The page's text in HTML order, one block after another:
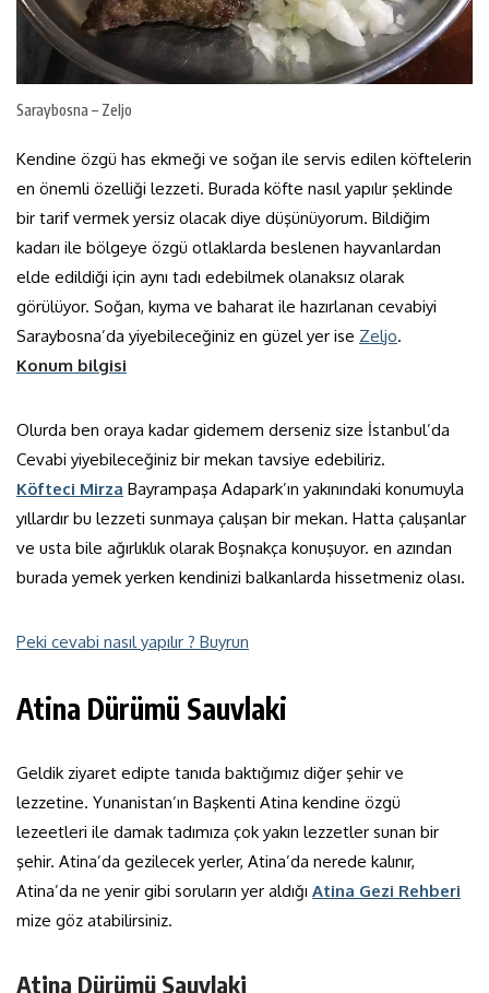
Saraybosna – Zeljo
Kendine özgü has ekmeği ve soğan ile servis edilen köftelerin
en önemli özelliği lezzeti. Burada köfte nasıl yapılır şeklinde
bir tarif vermek yersiz olacak diye düşünüyorum. Bildiğim
kadarı ile bölgeye özgü otlaklarda beslenen hayvanlardan
elde edildiği için aynı tadı edebilmek olanaksız olarak
görülüyor. Soğan, kıyma ve baharat ile hazırlanan cevabiyi
Saraybosna’da yiyebileceğiniz en güzel yer ise Zeljo.
Konum bilgisi
Olurda ben oraya kadar gidemem derseniz size İstanbul’da
Cevabi yiyebileceğiniz bir mekan tavsiye edebiliriz.
Köfteci Mirza Bayrampaşa Adapark’ın yakınındaki konumuyla
yıllardır bu lezzeti sunmaya çalışan bir mekan. Hatta çalışanlar
ve usta bile ağırlıklık olarak Boşnakça konuşuyor. en azından
burada yemek yerken kendinizi balkanlarda hissetmeniz olası.
Peki cevabi nasıl yapılır ? Buyrun
Atina Dürümü Sauvlaki
Geldik ziyaret edipte tanıda baktığımız diğer şehir ve
lezzetine. Yunanistan’ın Başkenti Atina kendine özgü
lezeetleri ile damak tadımıza çok yakın lezzetler sunan bir
şehir. Atina’da gezilecek yerler, Atina’da nerede kalınır,
Atina’da ne yenir gibi soruların yer aldığı Atina Gezi Rehberi
mize göz atabilirsiniz.
Atina Dürümü Sauvlaki